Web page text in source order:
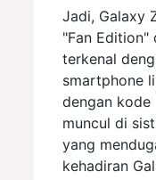
Jadi, Galaxy
"Fan Edition"
terkenal
smartphone
dengan kode
muncul di
yang
kehadiran